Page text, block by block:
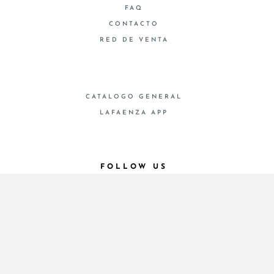
FAQ
CONTACTO
RED DE VENTA
CATALOGO GENERAL
LAFAENZA APP
FOLLOW US